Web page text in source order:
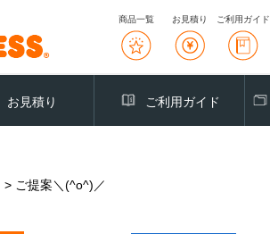
商品一覧 お見積り ご利用ガイド
お見積り ご利用ガイド
> ご提案＼(^o^)／